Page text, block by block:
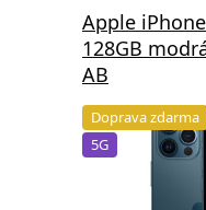
Apple
128GB
AB
Doprava zdarma
5G